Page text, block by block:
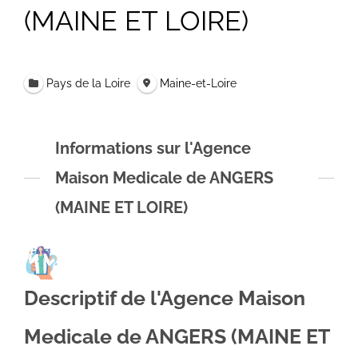
Contact
(MAINE ET LOIRE)
Pays de la Loire Maine-et-Loire
Informations sur l'Agence
Maison Medicale de ANGERS
(MAINE ET LOIRE)
Descriptif de l'Agence Maison
Medicale de ANGERS (MAINE ET